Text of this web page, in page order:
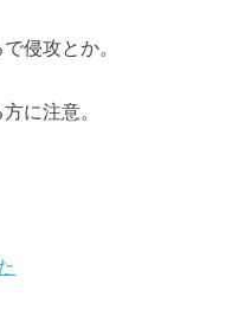
侵攻とか。
に注意。